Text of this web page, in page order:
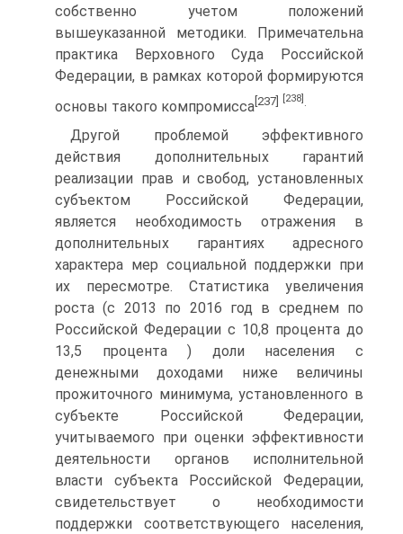
собственно учетом положений
вышеуказанной методики. Примечательна
практика Верховного Суда Российской
Федерации, в рамках которой формируются
основы такого компромисса [237] [238]
Другой проблемой эффективного
действия дополнительных гарантий
реализации прав и свобод, установленных
субъектом Российской Федерации,
является необходимость отражения в
дополнительных гарантиях адресного
характера мер социальной поддержки при
их пересмотре. Статистика увеличения
роста (с 2013 по 2016 год в среднем по
Российской Федерации с 10,8 процента до
13,5 процента ) доли населения с
денежными доходами ниже величины
прожиточного минимума, установленного в
субъекте Российской Федерации,
учитываемого при оценки эффективности
деятельности органов исполнительной
власти субъекта Российской Федерации,
свидетельствует о необходимости
поддержки соответствующего населения,